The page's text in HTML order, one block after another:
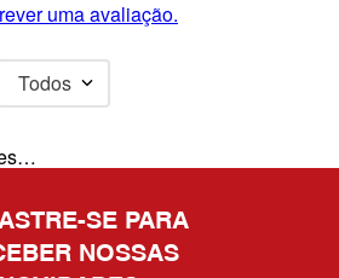
uma avaliação.
Todos
SE PARA
NOSSAS